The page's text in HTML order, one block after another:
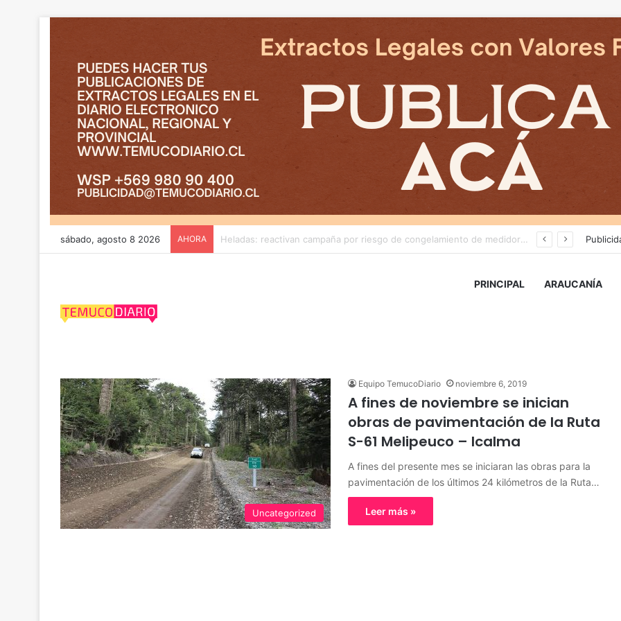
sábado, agosto 8 2026 AHORA Deportes Temuco termina relación contractual con Arturo Sanhueza tras derrota ante Copiapó
PRINCIPAL ARAUCANÍA
Ruta S-61
Uncategorized
Equipo TemucoDiario noviembre 6, 2019
A fines de noviembre se inician
obras de pavimentación de la Ruta
S-61 Melipeuco – Icalma
A fines del presente mes se iniciaran las obras para la
pavimentación de los últimos 24 kilómetros de la Ruta…
Leer más »